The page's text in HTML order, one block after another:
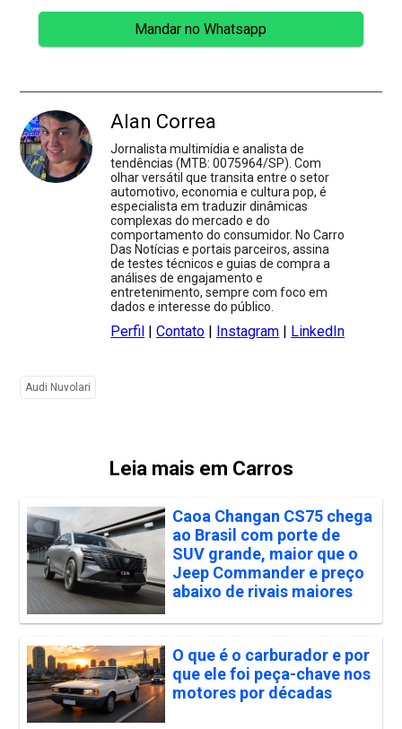
Mandar no Whatsapp
Alan Correa
Jornalista multimídia e analista de
tendências (MTB: 0075964/SP). Com
olhar versátil que transita entre o setor
automotivo, economia e cultura pop, é
especialista em traduzir dinâmicas
complexas do mercado e do
comportamento do consumidor. No Carro
Das Notícias e portais parceiros, assina
de testes técnicos e guias de compra a
análises de engajamento e
entretenimento, sempre com foco em
dados e interesse do público.
Perfil |Contato | Instagram | LinkedIn
Audi Nuvolari
Leia mais em Carros
Caoa Changan CS75 chega
ao Brasil com porte de
SUV grande, maior que o
Jeep Commander e preço
abaixo de rivais maiores
O que é o carburador e por
que ele foi peça-chave nos
motores por décadas